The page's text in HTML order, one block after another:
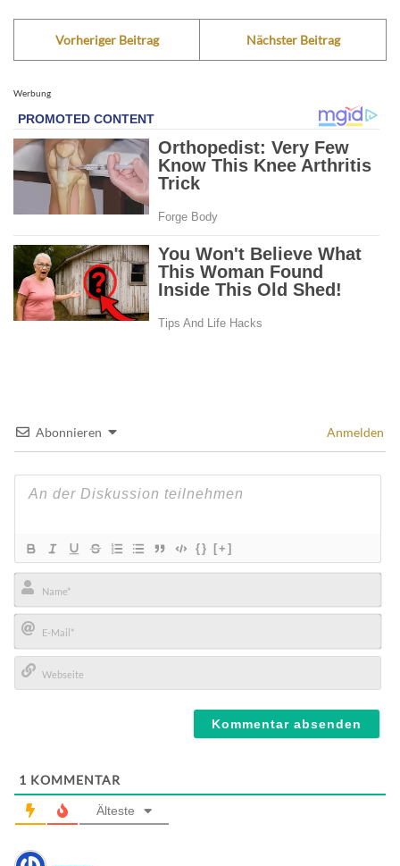
Vorheriger Beitrag Nächster Beitrag
Werbung
Abonnieren Anmelden
{} [+]
Name*
E-
Mail*
1 KOMMENTAR
Älteste